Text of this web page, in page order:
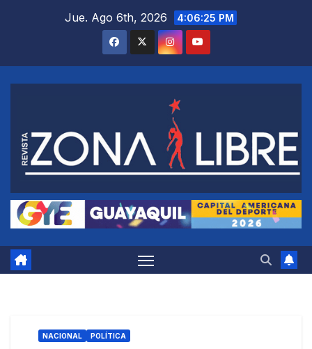
Jue. Ago 6th, 2026 4:06:26 PM
NACIONAL POLÍTICA